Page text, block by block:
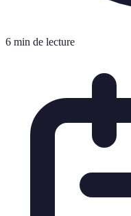
6 min de lecture